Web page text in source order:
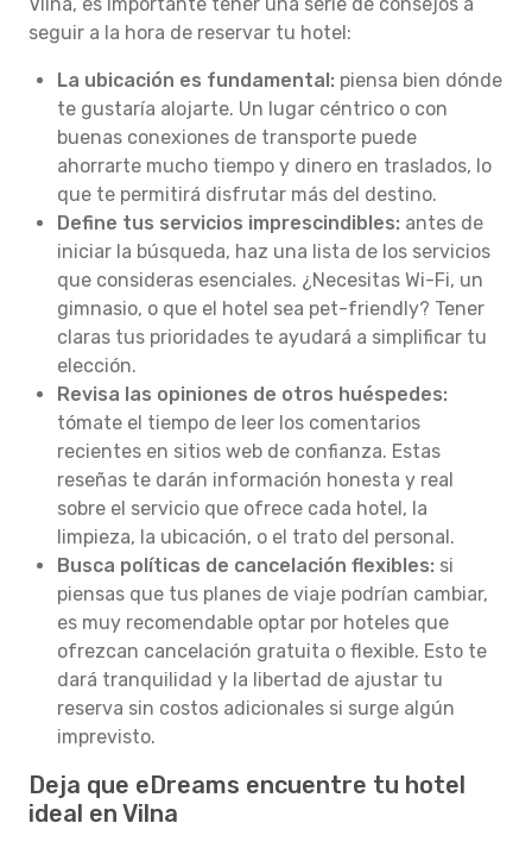
seguir a la hora de reservar tu hotel:
La ubicación es fundamental: piensa bien dónde
te gustaría alojarte. Un lugar céntrico o con
buenas conexiones de transporte puede
ahorrarte mucho tiempo y dinero en traslados, lo
que te permitirá disfrutar más del destino.
Define tus servicios imprescindibles: antes de
iniciar la búsqueda, haz una lista de los servicios
que consideras esenciales. ¿Necesitas Wi-Fi, un
gimnasio, o que el hotel sea pet-friendly? Tener
claras tus prioridades te ayudará a simplificar tu
elección.
Revisa las opiniones de otros huéspedes:
tómate el tiempo de leer los comentarios
recientes en sitios web de confianza. Estas
reseñas te darán información honesta y real
sobre el servicio que ofrece cada hotel, la
limpieza, la ubicación, o el trato del personal.
Busca políticas de cancelación flexibles: si
piensas que tus planes de viaje podrían cambiar,
es muy recomendable optar por hoteles que
ofrezcan cancelación gratuita o flexible. Esto te
dará tranquilidad y la libertad de ajustar tu
reserva sin costos adicionales si surge algún
imprevisto.
Deja que eDreams encuentre tu hotel
ideal en Vilna